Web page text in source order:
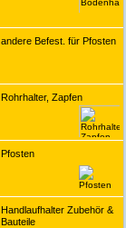
andere Befest. für Pfosten
Rohrhalter, Zapfen
Pfosten
Handlaufhalter Zubehör &
Bauteile